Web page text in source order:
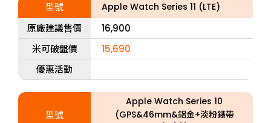
型號 Apple Watch Series 11 (LTE)
原廠建議售價
16,900
米可破盤價
15,690
優惠活動
型號
Apple Watch Series 10
(GPS&46mm&鋁金+淡粉錶帶